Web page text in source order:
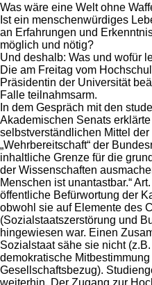
Was wäre eine Welt ohne
Ist ein menschenwürdiges
an Erfahrungen und
möglich und nötig?
Und deshalb: Was und wofür
Die am Freitag vom
Präsidentin der Universität
Falle teilnahmsarm.
In dem Gespräch mit den
Akademischen Senats
selbstverständlichen Mittel
„Wehrbereitschaft“ der
inhaltliche Grenze für die
der Wissenschaften
Menschen ist unantastbar.“
öffentliche Befürwortung der
obwohl sie auf Elemente des
(Sozialstaatszerstörung und
hingewiesen war. Einen
Sozialstaat sähe sie nicht
demokratische
Gesellschaftsbezug).
weiterhin. Der Zugang zur